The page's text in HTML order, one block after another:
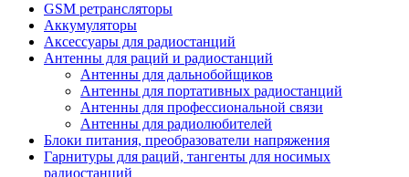
GSM ретрансляторы
Аккумуляторы
Аксессуары для радиостанций
Антенны для раций и радиостанций
Антенны для дальнобойщиков
Антенны для портативных радиостанций
Антенны для профессиональной связи
Антенны для радиолюбителей
Блоки питания, преобразователи напряжения
Гарнитуры для раций, тангенты для носимых
радиостанций